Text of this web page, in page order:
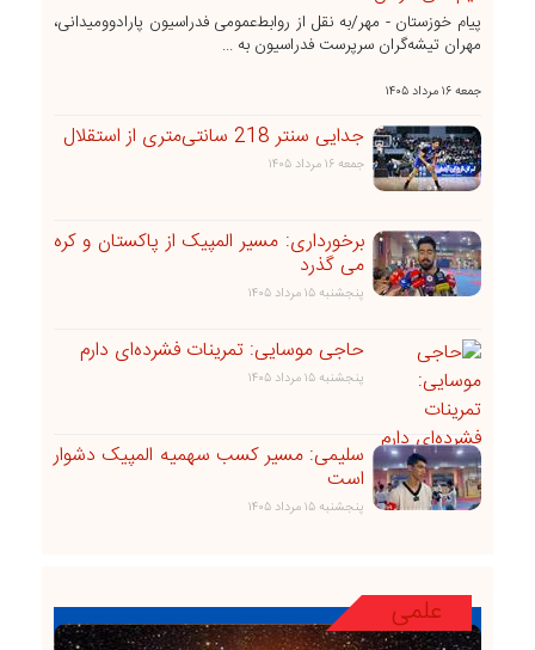
پیام خوزستان - مهر/به نقل از روابط‌عمومی فدراسیون پارادوومیدانی،
مهران تیشه‌گران سرپرست فدراسیون به ...
جمعه ۱۶ مرداد ۱۴۰۵
جدایی سنتر 218 سانتی‌متری از استقلال
جمعه ۱۶ مرداد ۱۴۰۵
برخورداری: مسیر المپیک از پاکستان و کره
می گذرد
پنجشنبه ۱۵ مرداد ۱۴۰۵
حاجی موسایی: تمرینات فشرده‌ای دارم
پنجشنبه ۱۵ مرداد ۱۴۰۵
سلیمی: مسیر کسب سهمیه المپیک دشوار
است
پنجشنبه ۱۵ مرداد ۱۴۰۵
علمی